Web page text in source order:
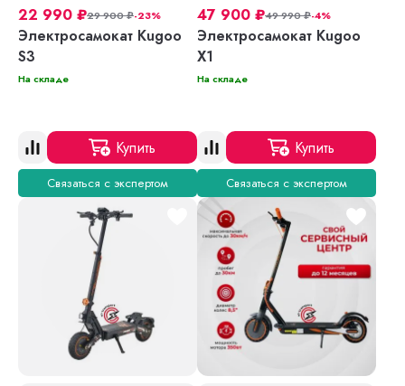
22 990 ₽29 900₽-23%
Электросамокат Kugoo
S3
На складе
Купить
Связаться с экспертом
47 900 ₽49 990₽-4%
Электросамокат Kugoo
X1
На складе
Купить
Связаться с экспертом